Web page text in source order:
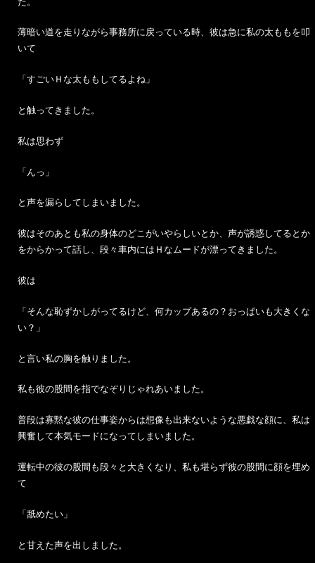
薄暗い道を走りながら事務所に戻っている時、彼は急に私の太ももを叩
いて
「すごいＨな太ももしてるよね」
と触ってきました。
私は思わず
「んっ」
と声を漏らしてしまいました。
彼はそのあとも私の身体のどこがいやらしいとか、声が誘惑してるとか
をからかって話し、段々車内にはＨなムードが漂ってきました。
彼は
「そんな恥ずかしがってるけど、何カップあるの？おっぱいも大きくな
い？」
と言い私の胸を触りました。
私も彼の股間を指でなぞりじゃれあいました。
普段は寡黙な彼の仕事姿からは想像も出来ないような悪戯な顔に、私は
興奮して本気モードになってしまいました。
運転中の彼の股間も段々と大きくなり、私も堪らず彼の股間に顔を埋め
て
「舐めたい」
と甘えた声を出しました。